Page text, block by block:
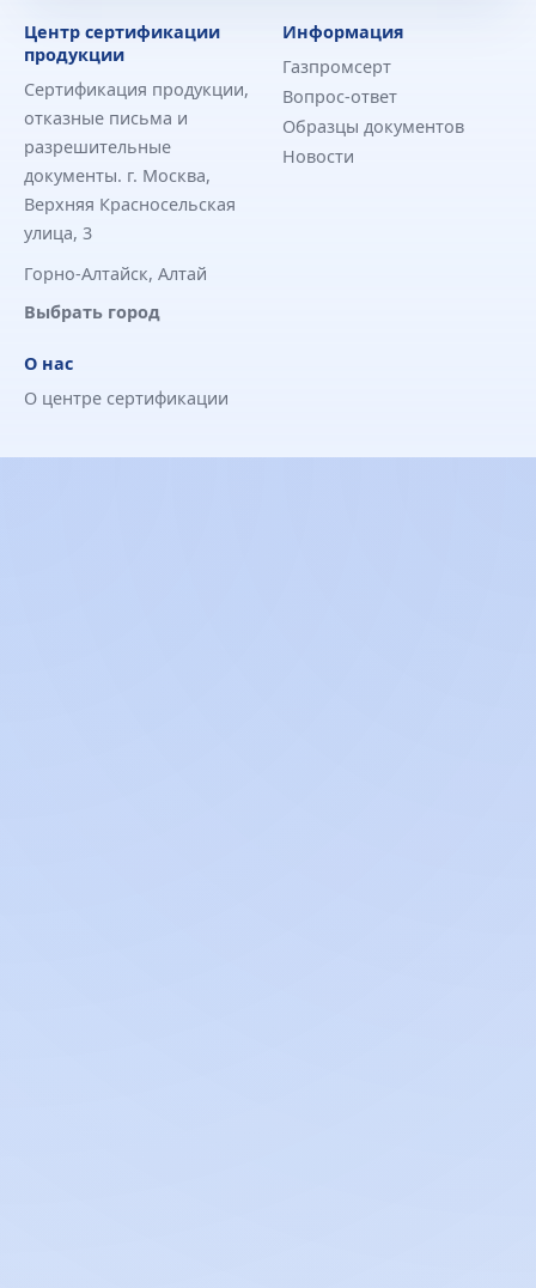
Центр сертификации
продукции
Сертификация продукции,
отказные письма и
разрешительные
документы. г. Москва,
Верхняя Красносельская
улица, 3
Горно-Алтайск, Алтай
Выбрать город
Информация
Газпромсерт
Вопрос-ответ
Образцы документов
Новости
О нас
О центре сертификации